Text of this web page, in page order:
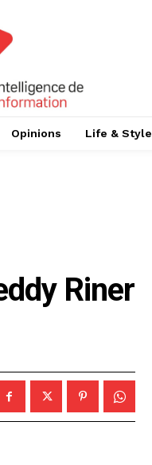
Opinions Life & Style
Riner